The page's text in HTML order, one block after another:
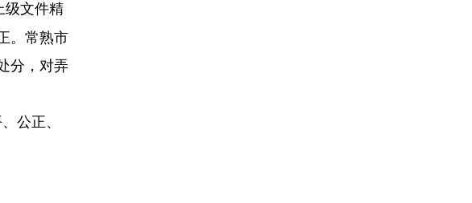
级文件精
。常熟市
分，对弄
公正、